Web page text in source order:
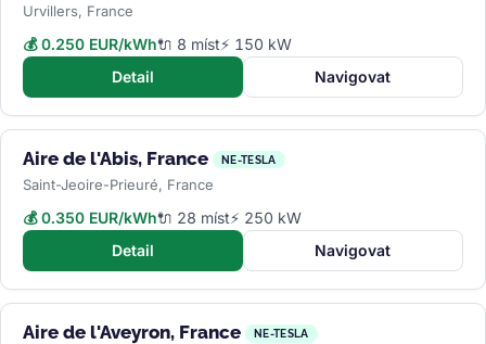
Urvillers, France
💰 0.250 EUR/kWh🔌 8 míst⚡ 150 kW
Detail
Navigovat
Aire de l'Abis, France NE-TESLA
Saint-Jeoire-Prieuré, France
💰 0.350 EUR/kWh🔌 28 míst⚡ 250 kW
Detail
Navigovat
Aire de l'Aveyron, France NE-TESLA